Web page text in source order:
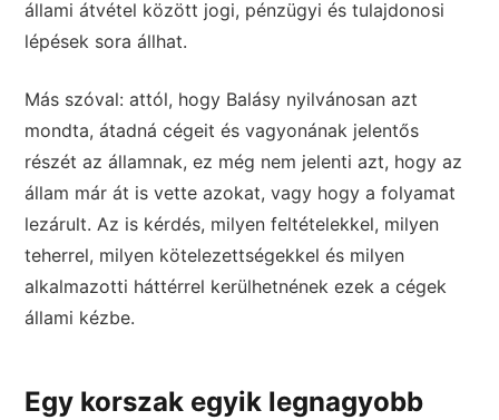
állami átvétel között jogi, pénzügyi és tulajdonosi
lépések sora állhat.
Más szóval: attól, hogy Balásy nyilvánosan azt
mondta, átadná cégeit és vagyonának jelentős
részét az államnak, ez még nem jelenti azt, hogy az
állam már át is vette azokat, vagy hogy a folyamat
lezárult. Az is kérdés, milyen feltételekkel, milyen
teherrel, milyen kötelezettségekkel és milyen
alkalmazotti háttérrel kerülhetnének ezek a cégek
állami kézbe.
Egy korszak egyik legnagyobb